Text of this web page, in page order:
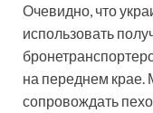
Очевидно, что
использовать
на переднем крае.
сопровождать